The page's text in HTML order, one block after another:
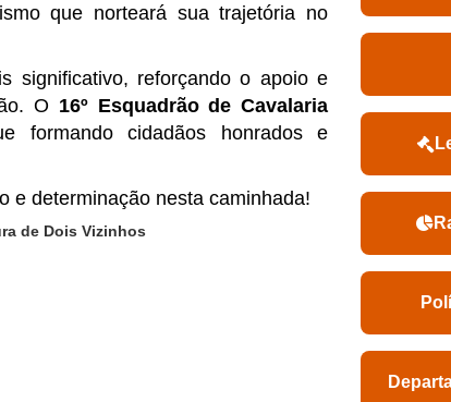
que norteará sua trajetória no
significativo, reforçando o apoio e
O 16º Esquadrão de Cavalaria
formando cidadãos honrados e
e determinação nesta caminhada!
de Dois Vizinhos